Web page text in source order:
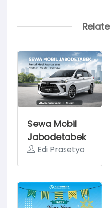
Sewa Mobil
Jabodetabek
Edi Prasetyo